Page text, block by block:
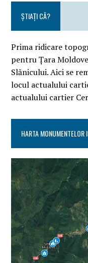
ȘTIAȚI CĂ?
Prima ridicare
pentru Țara
Slănicului. Aici se
locul actualului
actualului cartier
HARTA MONUMENTELOR